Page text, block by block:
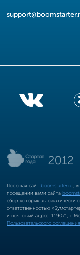
Посещая сайт boomstarter.ru ,
посещении вами сайта
сбор которых автоматически
ответственностью
и почтовый адрес: 119071, г
Пользовательского соглашения